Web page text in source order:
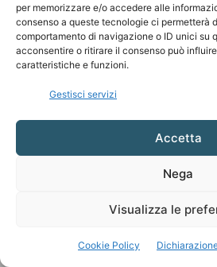
per memorizzare e/o accedere alle
consenso a queste tecnologie ci permetterà
comportamento di navigazione o ID unici su
acconsentire o ritirare il consenso può
caratteristiche e funzioni.
Gestisci servizi
Accetta
Nega
Visualizza le
Cookie Policy